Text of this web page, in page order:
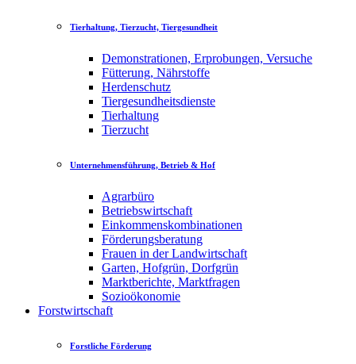
Tierhaltung, Tierzucht, Tiergesundheit
Demonstrationen, Erprobungen, Versuche
Fütterung, Nährstoffe
Herdenschutz
Tiergesundheitsdienste
Tierhaltung
Tierzucht
Unternehmensführung, Betrieb & Hof
Agrarbüro
Betriebswirtschaft
Einkommenskombinationen
Förderungsberatung
Frauen in der Landwirtschaft
Garten, Hofgrün, Dorfgrün
Marktberichte, Marktfragen
Sozioökonomie
Forstwirtschaft
Forstliche Förderung